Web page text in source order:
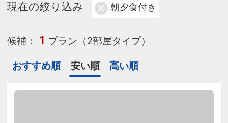
現在の絞り込み 朝夕食付き
候補： 1 プラン（2部屋タイプ）
おすすめ順 安い順 高い順